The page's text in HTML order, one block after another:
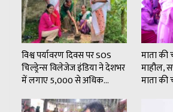
विश्व पर्यावरण दिवस पर SOS
चिल्ड्रेन्स विलेजेज इंडिया ने देशभर
में लगाए 5,000 से अधिक…
माता की
माहौल,
माता की